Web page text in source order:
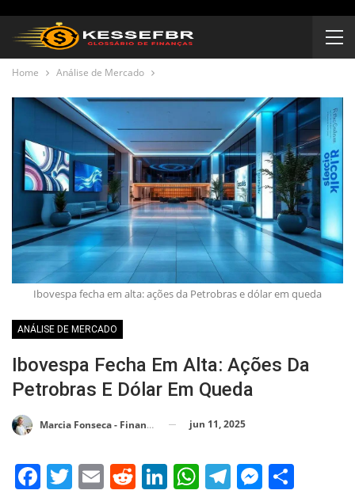
Home Análise de Mercado
Ibovespa fecha em alta: ações da Petrobras e dólar em queda
ANÁLISE DE MERCADO
Ibovespa Fecha Em Alta: Ações Da
Petrobras E Dólar Em Queda
Marcia Fonseca - Financial Consultant jun 11, 2025
Facebook
Twitter
EmailReddit
LinkedIn
WhatsApp
Telegram